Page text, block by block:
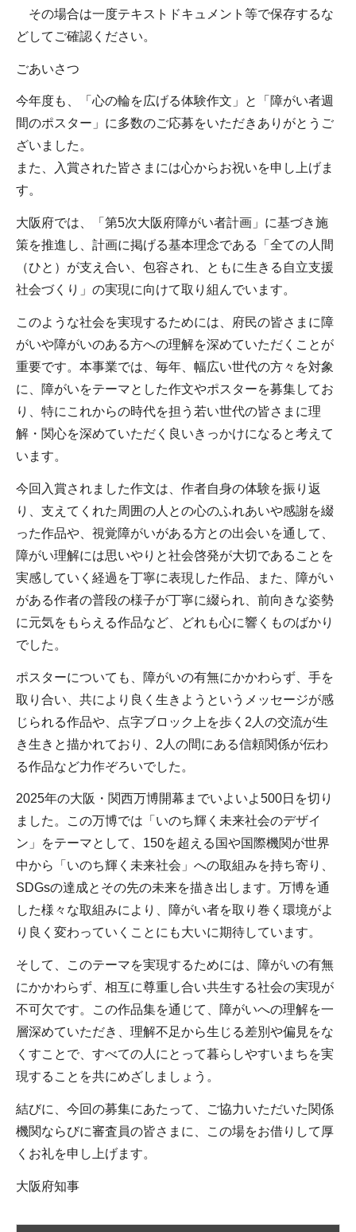
その場合は一度テキストドキュメント等で保存するな
どしてご確認ください。
ごあいさつ
今年度も、「心の輪を広げる体験作文」と「障がい者週
間のポスター」に多数のご応募をいただきありがとうご
ざいました。
また、入賞された皆さまには心からお祝いを申し上げま
す。
大阪府では、「第5次大阪府障がい者計画」に基づき施
策を推進し、計画に掲げる基本理念である「全ての人間
（ひと）が支え合い、包容され、ともに生きる自立支援
社会づくり」の実現に向けて取り組んでいます。
このような社会を実現するためには、府民の皆さまに障
がいや障がいのある方への理解を深めていただくことが
重要です。本事業では、毎年、幅広い世代の方々を対象
に、障がいをテーマとした作文やポスターを募集してお
り、特にこれからの時代を担う若い世代の皆さまに理
解・関心を深めていただく良いきっかけになると考えて
います。
今回入賞されました作文は、作者自身の体験を振り返
り、支えてくれた周囲の人との心のふれあいや感謝を綴
った作品や、視覚障がいがある方との出会いを通して、
障がい理解には思いやりと社会啓発が大切であることを
実感していく経過を丁寧に表現した作品、また、障がい
がある作者の普段の様子が丁寧に綴られ、前向きな姿勢
に元気をもらえる作品など、どれも心に響くものばかり
でした。
ポスターについても、障がいの有無にかかわらず、手を
取り合い、共により良く生きようというメッセージが感
じられる作品や、点字ブロック上を歩く2人の交流が生
き生きと描かれており、2人の間にある信頼関係が伝わ
る作品など力作ぞろいでした。
2025年の大阪・関西万博開幕までいよいよ500日を切り
ました。この万博では「いのち輝く未来社会のデザイ
ン」をテーマとして、150を超える国や国際機関が世界
中から「いのち輝く未来社会」への取組みを持ち寄り、
SDGsの達成とその先の未来を描き出します。万博を通
した様々な取組みにより、障がい者を取り巻く環境がよ
り良く変わっていくことにも大いに期待しています。
そして、このテーマを実現するためには、障がいの有無
にかかわらず、相互に尊重し合い共生する社会の実現が
不可欠です。この作品集を通じて、障がいへの理解を一
層深めていただき、理解不足から生じる差別や偏見をな
くすことで、すべての人にとって暮らしやすいまちを実
現することを共にめざしましょう。
結びに、今回の募集にあたって、ご協力いただいた関係
機関ならびに審査員の皆さまに、この場をお借りして厚
くお礼を申し上げます。
大阪府知事